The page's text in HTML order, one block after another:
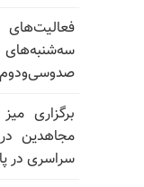
صدوسی‌و‌دوم
برگزاری
مجاهدین
سراسری در